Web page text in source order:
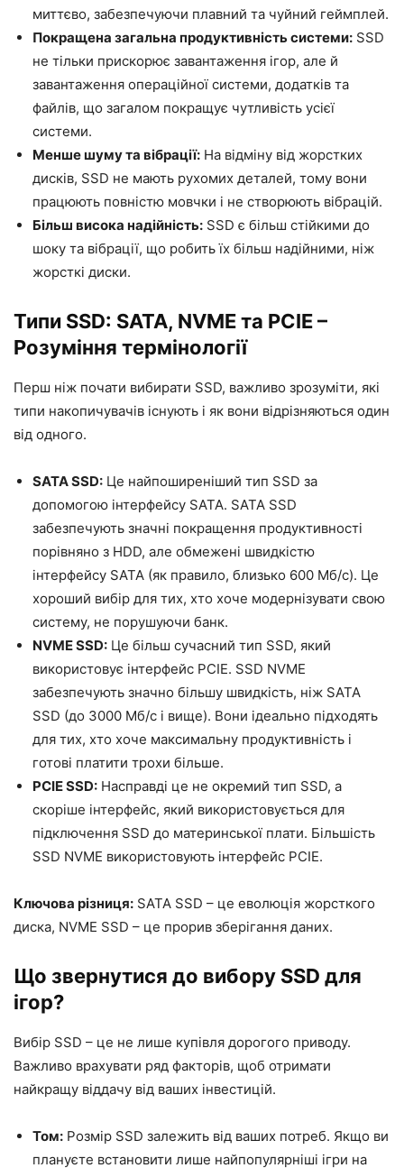
миттєво, забезпечуючи плавний та чуйний геймплей.
Покращена загальна продуктивність системи: SSD
не тільки прискорює завантаження ігор, але й
завантаження операційної системи, додатків та
файлів, що загалом покращує чутливість усієї
системи.
Менше шуму та вібрації: На відміну від жорстких
дисків, SSD не мають рухомих деталей, тому вони
працюють повністю мовчки і не створюють вібрацій.
Більш висока надійність: SSD є більш стійкими до
шоку та вібрації, що робить їх більш надійними, ніж
жорсткі диски.
Типи SSD: SATA, NVME та PCIE –
Розуміння термінології
Перш ніж почати вибирати SSD, важливо зрозуміти, які
типи накопичувачів існують і як вони відрізняються один
від одного.
SATA SSD: Це найпоширеніший тип SSD за
допомогою інтерфейсу SATA. SATA SSD
забезпечують значні покращення продуктивності
порівняно з HDD, але обмежені швидкістю
інтерфейсу SATA (як правило, близько 600 Мб/с). Це
хороший вибір для тих, хто хоче модернізувати свою
систему, не порушуючи банк.
NVME SSD: Це більш сучасний тип SSD, який
використовує інтерфейс PCIE. SSD NVME
забезпечують значно більшу швидкість, ніж SATA
SSD (до 3000 Мб/с і вище). Вони ідеально підходять
для тих, хто хоче максимальну продуктивність і
готові платити трохи більше.
PCIE SSD: Насправді це не окремий тип SSD, а
скоріше інтерфейс, який використовується для
підключення SSD до материнської плати. Більшість
SSD NVME використовують інтерфейс PCIE.
Ключова різниця: SATA SSD – це еволюція жорсткого
диска, NVME SSD – це прорив зберігання даних.
Що звернутися до вибору SSD для
ігор?
Вибір SSD – це не лише купівля дорогого приводу.
Важливо врахувати ряд факторів, щоб отримати
найкращу віддачу від ваших інвестицій.
Том: Розмір SSD залежить від ваших потреб. Якщо ви
плануєте встановити лише найпопулярніші ігри на